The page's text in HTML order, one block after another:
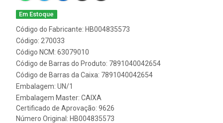
Em Estoque
Código do Fabricante: HB004835573
Código: 270033
Código NCM: 63079010
Código de Barras do Produto: 7891040042654
Código de Barras da Caixa: 7891040042654
Embalagem: UN/1
Embalagem Master: CAIXA
Certificado de Aprovação: 9626
Número Original: HB004835573